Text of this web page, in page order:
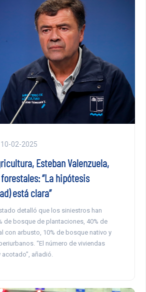
10-02-2025
Esteban Valenzuela,
“La hipótesis
está clara”
detalló que los siniestros han
de bosque de plantaciones, 40% de
con arbusto, 10% de bosque nativo y
“El número de viviendas
añadió.